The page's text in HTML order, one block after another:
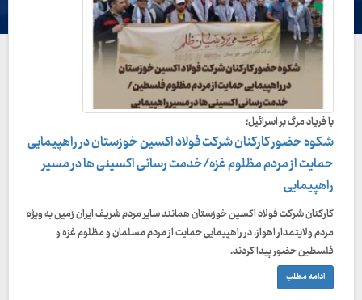
با فریاد مرگ بر اسرائیل؛
شکوه حضور کارکنان شرکت فولاد اکسین خوزستان در راهپیمایی
حمایت از مردم مظلوم غزه/خدمت رسانی اکسینی ها در مسیر
راهپیمایی
کارکنان شرکت فولاد اکسین خوزستان همانند سایر مردم شریف ایران زمین به ویژه
مردم ولایتمدار اهواز، در راهپیمایی حمایت از مردم مسلمان و مظلوم غزه و
فلسطین حضور پیدا کردند.
ادامه مطلب